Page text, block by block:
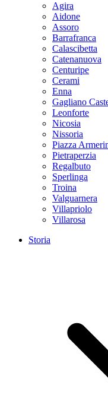
Agira
Aidone
Assoro
Barrafranca
Calascibetta
Catenanuova
Centuripe
Cerami
Enna
Gagliano
Leonforte
Nicosia
Nissoria
Piazza
Pietraperzia
Regalbuto
Sperlinga
Troina
Valguarnera
Villapriolo
Villarosa
Storia